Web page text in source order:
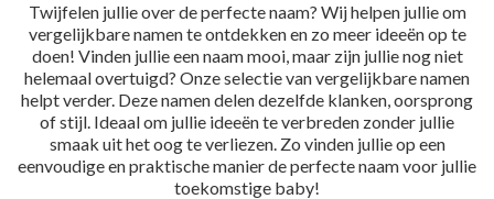
Twijfelen jullie over de perfecte naam? Wij helpen jullie om
vergelijkbare namen te ontdekken en zo meer ideeën op te
doen! Vinden jullie een naam mooi, maar zijn jullie nog niet
helemaal overtuigd? Onze selectie van vergelijkbare namen
helpt verder. Deze namen delen dezelfde klanken, oorsprong
of stijl. Ideaal om jullie ideeën te verbreden zonder jullie
smaak uit het oog te verliezen. Zo vinden jullie op een
eenvoudige en praktische manier de perfecte naam voor jullie
toekomstige baby!